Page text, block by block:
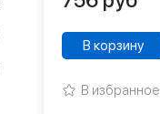
В корзину
В избранное